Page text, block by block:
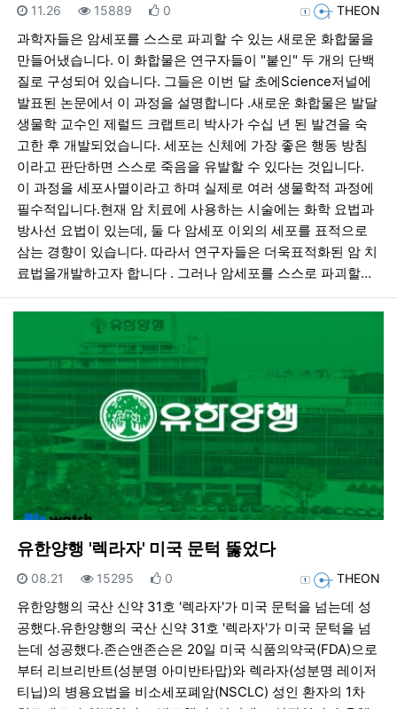
등록자THEON
등록일
11.26 조회
15889 추천
0
과학자들은 암세포를 스스로 파괴할 수 있는 새로운 화합물을
만들어냈습니다. 이 화합물은 연구자들이 "붙인" 두 개의 단백
질로 구성되어 있습니다. 그들은 이번 달 초에Science저널에
발표된 논문에서 이 과정을 설명합니다 .새로운 화합물은 발달
생물학 교수인 제럴드 크랩트리 박사가 수십 년 된 발견을 숙
고한 후 개발되었습니다. 세포는 신체에 가장 좋은 행동 방침
이라고 판단하면 스스로 죽음을 유발할 수 있다는 것입니다.
이 과정을 세포사멸이라고 하며 실제로 여러 생물학적 과정에
필수적입니다.현재 암 치료에 사용하는 시술에는 화학 요법과
방사선 요법이 있는데, 둘 다 암세포 이외의 세포를 표적으로
삼는 경향이 있습니다. 따라서 연구자들은 더욱표적화된 암 치
료법을개발하고자 합니다 . 그러나 암세포를 스스로 파괴할…
유한양행 '렉라자' 미국 문턱 뚫었다
등록자THEON
등록일
08.21 조회
15295 추천
0
유한양행의 국산 신약 31호 '렉라자'가 미국 문턱을 넘는데 성
공했다.유한양행의 국산 신약 31호 '렉라자'가 미국 문턱을 넘
는데 성공했다.존슨앤존슨은 20일 미국 식품의약국(FDA)으로
부터 리브리반트(성분명 아미반타맙)와 렉라자(성분명 레이저
티닙)의 병용요법을 비소세포폐암(NSCLC) 성인 환자의 1차